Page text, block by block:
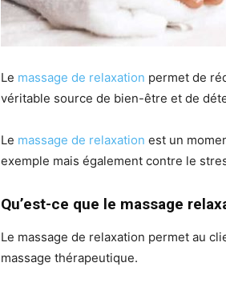
Le massage de relaxation permet de
véritable source de bien-être et de
Le massage de relaxation est un
exemple mais également contre le
Qu’est-ce que le massage
Le massage de relaxation permet au
massage thérapeutique.